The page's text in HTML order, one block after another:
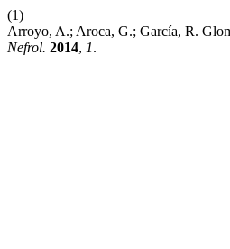
(1)
Arroyo, A.; Aroca, G.; García, R.
Nefrol. 2014, 1.